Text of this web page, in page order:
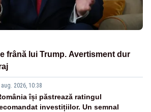
frână lui Trump. Avertisment dur
aug. 2026, 10:38
își păstrează ratingul
investițiilor. Un semnal